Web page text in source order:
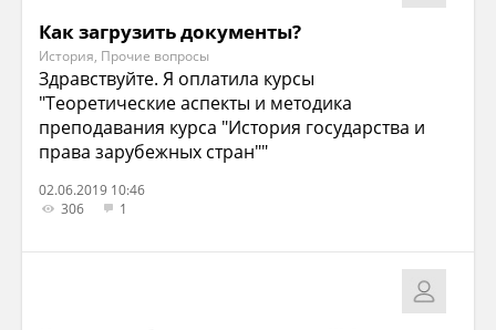
Как загрузить документы?
История, Прочие вопросы
Здравствуйте. Я оплатила курсы
"Теоретические аспекты и методика
преподавания курса "История государства и
права зарубежных стран""
02.06.2019 10:46
306
1